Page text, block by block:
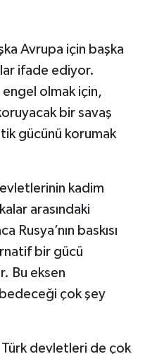
Avrupa için başka
ifade ediyor.
olmak için,
bir savaş
gücünü korumak
kadim
arasındaki
Rusya’nın baskısı
bir gücü
Bu eksen
çok şey
devletleri de çok